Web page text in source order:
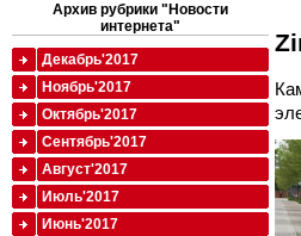
Архив рубрики "Новости
интернета"
Декабрь'2017
Ноябрь'2017
Октябрь'2017
Сентябрь'2017
Август'2017
Июль'2017
Июнь'2017